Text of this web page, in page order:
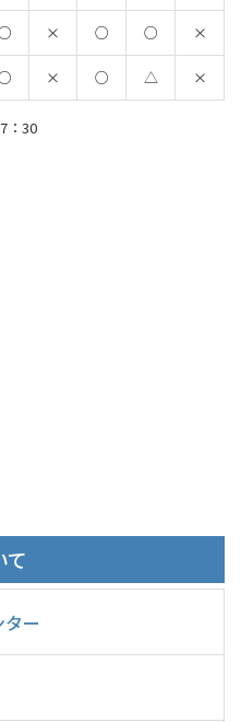
× ○ ○ ×
× ○ △ ×
：30
て
ー